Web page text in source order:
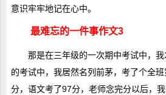
意识牢牢地记在心中。
最难忘的一件事作文3
那是在三年级的一次期中考试中，
的考试中，我居然名列前茅，考了个全
分，语文考了97分，老师念完分以后，